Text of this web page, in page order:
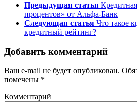
Предыдущая статья
процентов» от Альфа-Банк
Следующая статья Что такое
кредитный рейтинг?
Добавить комментарий
Ваш e-mail не будет опубликован.
помечены *
Комментарий